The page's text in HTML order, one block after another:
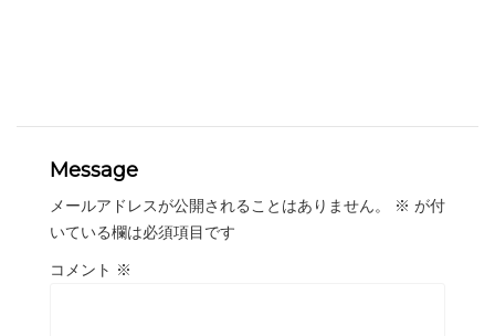
Message
メールアドレスが公開されることはありません。 ※ が付
いている欄は必須項目です
コメント ※